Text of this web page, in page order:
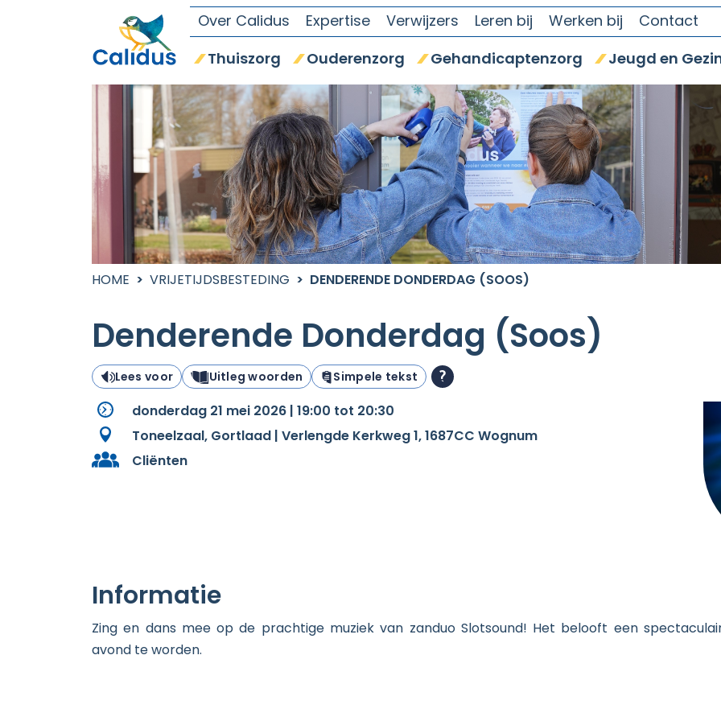
Over Calidus Expertise Verwijzers Leren bij Werken bij Contact
Thuiszorg Ouderenzorg Gehandicaptenzorg Jeugd en
HOME VRIJETIJDSBESTEDING DENDERENDE DONDERDAG (SOOS)
Denderende Donderdag (Soos)
Lees voor Uitleg woorden Simpele tekst
donderdag 21 mei 2026 | 19:00 tot 20:30
Toneelzaal, Gortlaad | Verlengde Kerkweg 1, 1687CC Wognum
Cliënten
Informatie
Zing en dans mee op de prachtige muziek van zanduo Slotsound! Het belooft een
avond te worden.